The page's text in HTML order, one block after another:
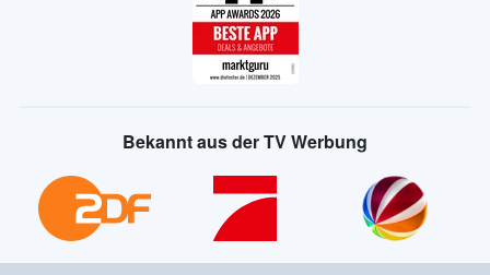
Bekannt aus der TV Werbung